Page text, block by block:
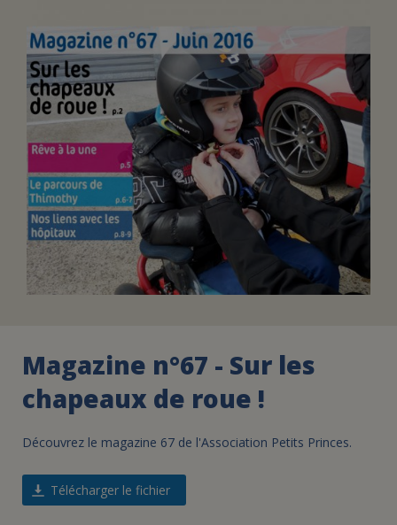
FAIRE UN DON
ASSURANCE VIE/LEGS
ESPACE PRESSE
JE DEVIENS
BÉNÉVOLE
UN PETIT PRINCE
Magazine n°67 - Sur les
chapeaux de roue !
Découvrez le magazine 67 de l'Association Petits Princes.
Télécharger le fichier